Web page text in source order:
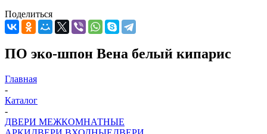
Поделиться
ПО эко-шпон Вена белый кипарис
Главная
-
Каталог
-
ДВЕРИ МЕЖКОМНАТНЫЕ